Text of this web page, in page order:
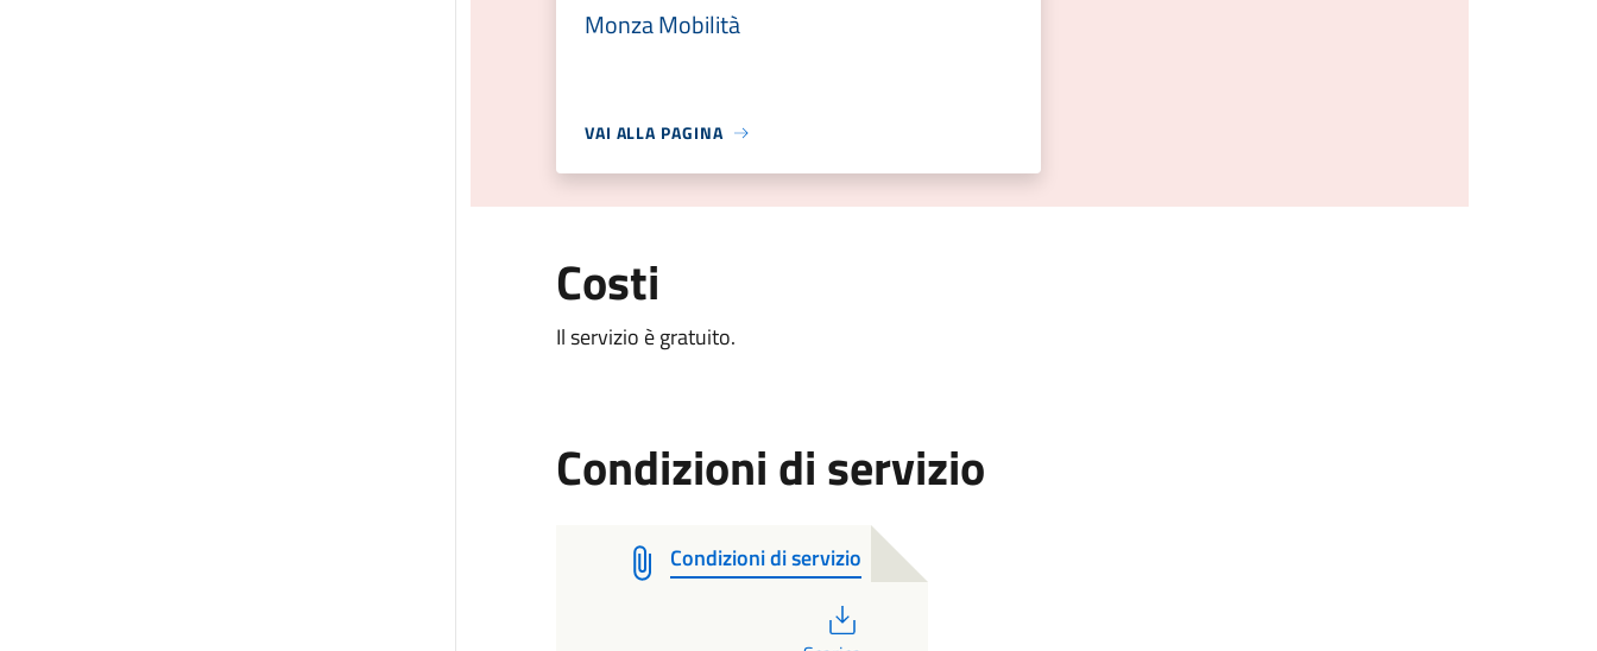
Monza Mobilità
VAI ALLA PAGINA
Costi
Il servizio è gratuito.
Condizioni di servizio
Condizioni di servizio